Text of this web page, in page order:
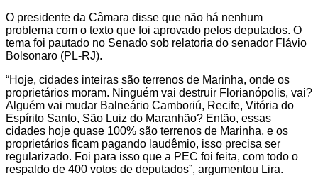
O presidente da Câmara disse que não há nenhum
problema com o texto que foi aprovado pelos deputados. O
tema foi pautado no Senado sob relatoria do senador Flávio
Bolsonaro (PL-RJ).
“Hoje, cidades inteiras são terrenos de Marinha, onde os
proprietários moram. Ninguém vai destruir Florianópolis, vai?
Alguém vai mudar Balneário Camboriú, Recife, Vitória do
Espírito Santo, São Luiz do Maranhão? Então, essas
cidades hoje quase 100% são terrenos de Marinha, e os
proprietários ficam pagando laudêmio, isso precisa ser
regularizado. Foi para isso que a PEC foi feita, com todo o
respaldo de 400 votos de deputados”, argumentou Lira.